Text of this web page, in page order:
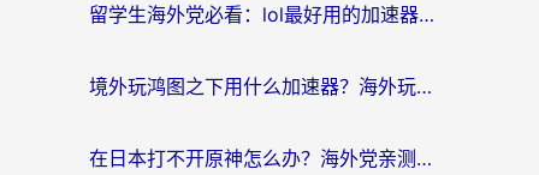
留学生海外党必看：lol最好用的加速器怎么选？附一梦江湖、神鬼传奇加速攻略
境外玩鸿图之下用什么加速器？海外玩家必看的国服游戏加速全攻略
在日本打不开原神怎么办？海外党亲测有效的国服游戏加速指南